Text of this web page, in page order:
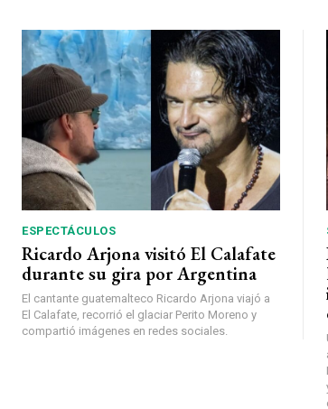
ESPECTÁCULOS
Ricardo Arjona visitó El Calafate
durante su gira por Argentina
El cantante guatemalteco Ricardo Arjona viajó a
El Calafate, recorrió el glaciar Perito Moreno y
compartió imágenes en redes sociales.